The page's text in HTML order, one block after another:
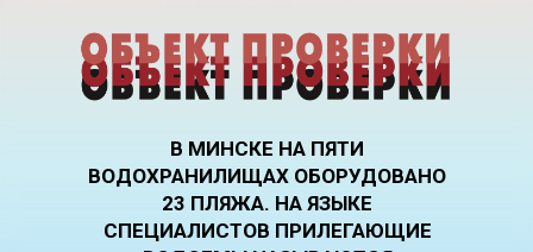
В МИНСКЕ НА ПЯТИ
ВОДОХРАНИЛИЩАХ ОБОРУДОВАНО
23 ПЛЯЖА. НА ЯЗЫКЕ
СПЕЦИАЛИСТОВ ПРИЛЕГАЮЩИЕ